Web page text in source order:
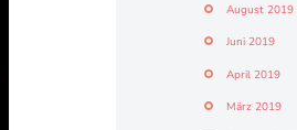
August 2019
Juni 2019
April 2019
März 2019